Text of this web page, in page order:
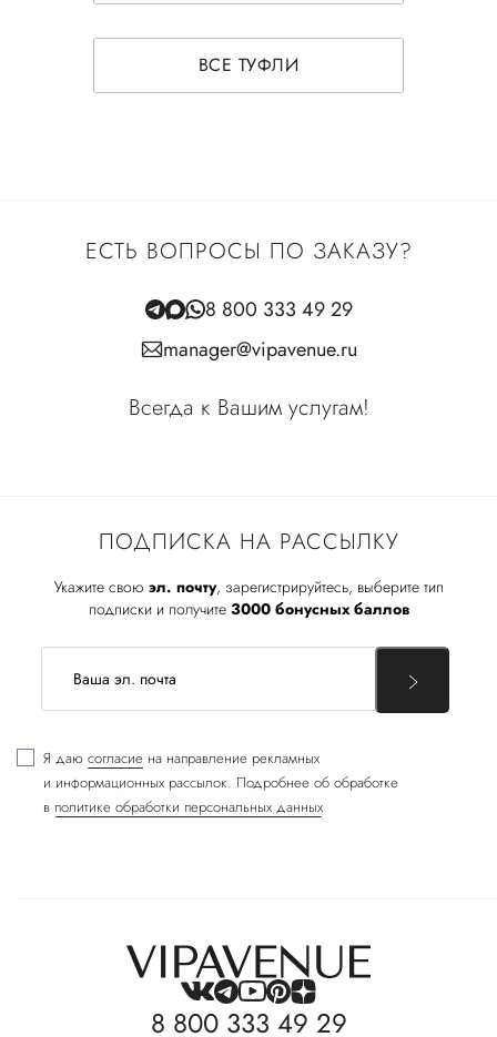
ВСЕ ТУФЛИ
ПОДПИСКА НА РАССЫЛКУ
Укажите свою эл. почту, зарегистрируйтесь, выберите тип
подписки и получите 3000 бонусных баллов
Я даю согласие на направление рекламных
и информационных рассылок. Подробнее об обработке
в политике обработки персональных данных
ЕСТЬ ВОПРОСЫ ПО ЗАКАЗУ?
8 800 333 49 29
manager@vipavenue.ru
Всегда к Вашим услугам!
8 800 333 49 29